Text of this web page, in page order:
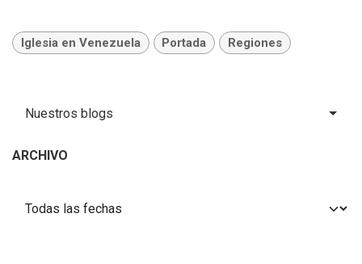
Iglesia en Venezuela Portada Regiones
Nuestros blogs
ARCHIVO